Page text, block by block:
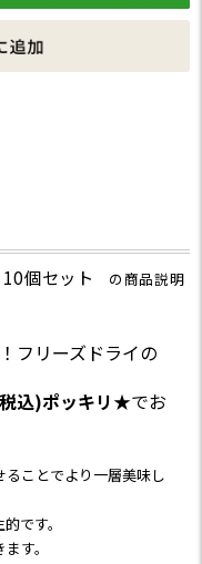
個セット の商品説明
フリーズドライの
込)ポッキリ★でお
ことでより一層美味し
です。
す。